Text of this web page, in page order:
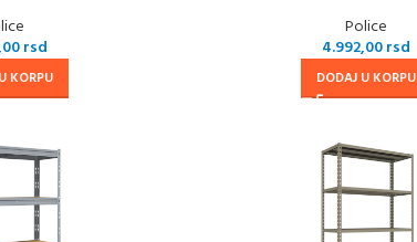
rsd
KORPU
Police
4.992,00rsd
DODAJ U KORPU